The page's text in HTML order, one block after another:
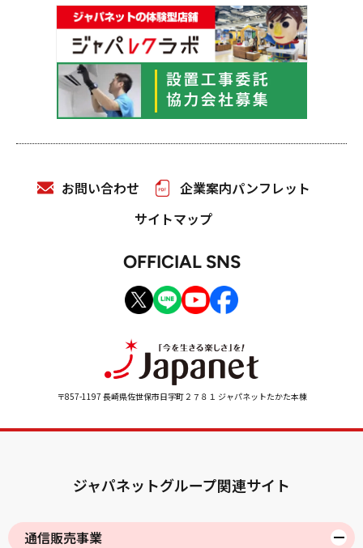
〒857-1197 長崎県佐世保市日宇町２７８１ ジャパネットたかた本棟
お問い合わせ
企業案内パンフレット
サイトマップ
OFFICIAL SNS
ジャパネットグループ関連サイト
通信販売事業